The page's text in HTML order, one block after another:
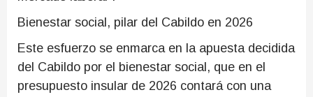
Bienestar social, pilar del Cabildo en 2026
Este esfuerzo se enmarca en la apuesta decidida
del Cabildo por el bienestar social, que en el
presupuesto insular de 2026 contará con una